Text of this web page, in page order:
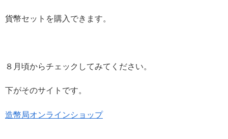
貨幣セットを購入できます。
８月頃からチェックしてみてください。
下がそのサイトです。
造幣局オンラインショップ